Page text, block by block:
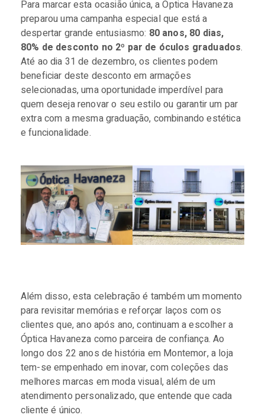
Para marcar esta ocasião única, a Óptica Havaneza
preparou uma campanha especial que está a
despertar grande entusiasmo: 80 anos, 80 dias,
80% de desconto no 2º par de óculos graduados.
Até ao dia 31 de dezembro, os clientes podem
beneficiar deste desconto em armações
selecionadas, uma oportunidade imperdível para
quem deseja renovar o seu estilo ou garantir um par
extra com a mesma graduação, combinando estética
e funcionalidade.
Além disso, esta celebração é também um momento
para revisitar memórias e reforçar laços com os
clientes que, ano após ano, continuam a escolher a
Óptica Havaneza como parceira de confiança. Ao
longo dos 22 anos de história em Montemor, a loja
tem-se empenhado em inovar, com coleções das
melhores marcas em moda visual, além de um
atendimento personalizado, que entende que cada
cliente é único.